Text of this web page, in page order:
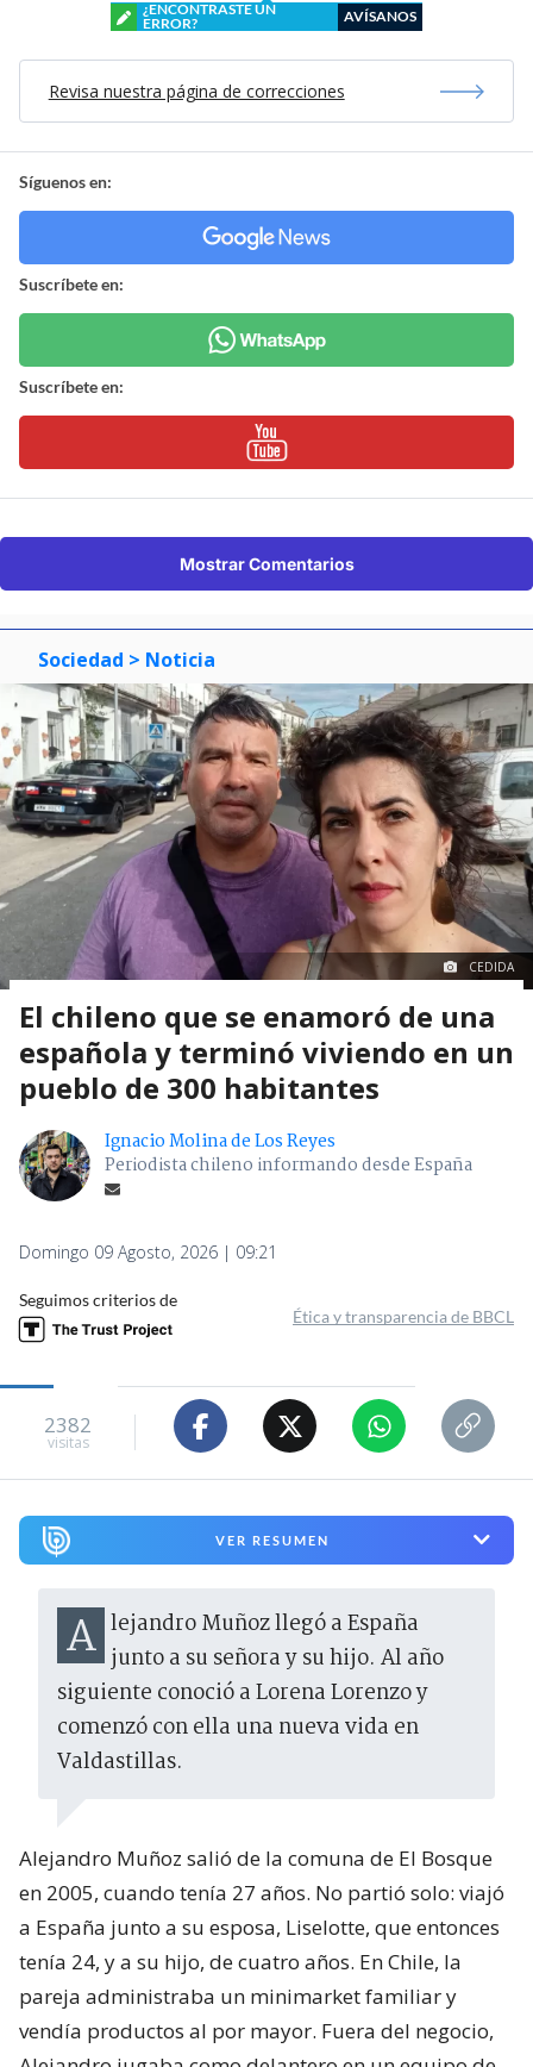
¿ENCONTRASTE UN
ERROR?
AVÍSANOS
Revisa nuestra página de correcciones
Síguenos en:
Suscríbete en:
Suscríbete en:
Mostrar Comentarios
Sociedad > Noticia
CEDIDA
El chileno que se enamoró de una
española y terminó viviendo en un
pueblo de 300 habitantes
Ignacio Molina de Los Reyes
Periodista chileno informando desde España
Domingo 09 Agosto, 2026 | 09:21
Seguimos criterios de
Ética y transparencia de BBCL
2382
visitas
VER RESUMEN
Alejandro Muñoz llegó a España junto a su señora y su hijo. Al año
siguiente conoció a Lorena Lorenzo y
comenzó con ella una nueva vida en
Valdastillas.
Alejandro Muñoz salió de la comuna de El Bosque
en 2005, cuando tenía 27 años. No partió solo: viajó
a España junto a su esposa, Liselotte, que entonces
tenía 24, y a su hijo, de cuatro años. En Chile, la
pareja administraba un minimarket familiar y
vendía productos al por mayor. Fuera del negocio,